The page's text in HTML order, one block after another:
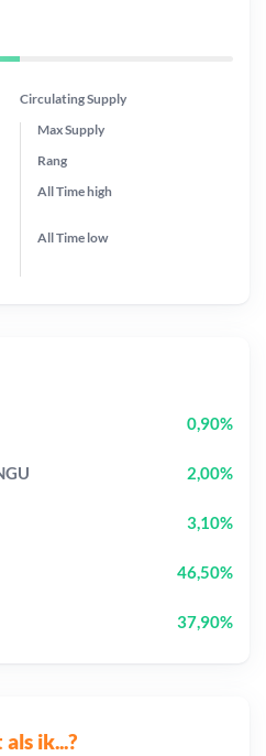
ik...?
Circulating Supply
Max Supply
Rang
All Timehigh
All Time low
0,90%
2,00%
3,10%
46,50%
37,90%